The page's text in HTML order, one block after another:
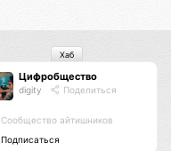
Цифробщество
digity Поделиться
Сообщество айтишников
Подписаться
Хаб